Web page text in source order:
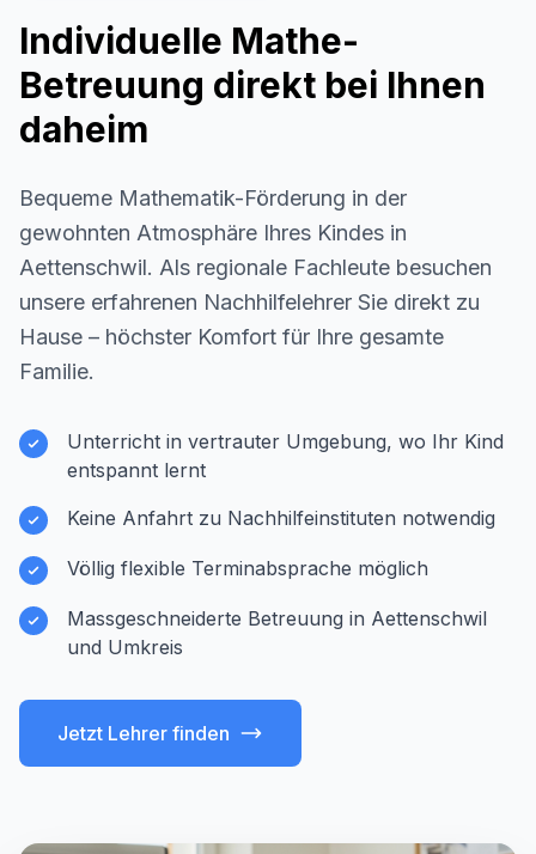
Individuelle Mathe-
Betreuung direkt bei Ihnen
daheim
Bequeme Mathematik-Förderung in der
gewohnten Atmosphäre Ihres Kindes in
Aettenschwil. Als regionale Fachleute besuchen
unsere erfahrenen Nachhilfelehrer Sie direkt zu
Hause – höchster Komfort für Ihre gesamte
Familie.
Unterricht in vertrauter Umgebung, wo Ihr Kind
entspannt lernt
Keine Anfahrt zu Nachhilfeinstituten notwendig
Völlig flexible Terminabsprache möglich
Massgeschneiderte Betreuung in Aettenschwil
und Umkreis
Jetzt Lehrer finden